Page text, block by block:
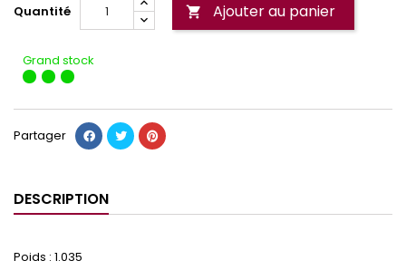
Quantité  Ajouter au panier
Grand stock
Partager
DESCRIPTION
Poids : 1.035